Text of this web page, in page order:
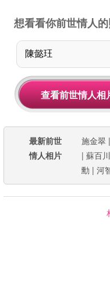
想看看你前世情人
最新前世
情人相片
施金翠
| 蘇百川
勳 | 河